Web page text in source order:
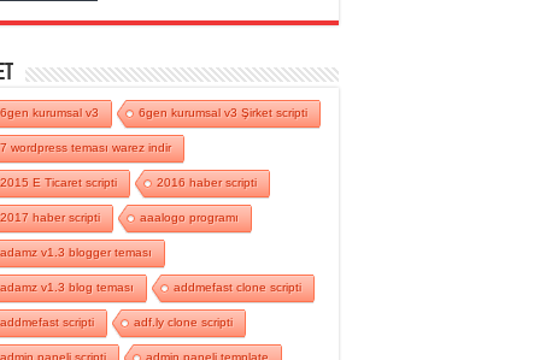
6gen kurumsal v3 6gen kurumsal v3 Şirket scripti
7 wordpress teması warez indir
2015 E Ticaret scripti 2016 haber scripti
2017 haber scripti aaalogo programı
adamz v1.3 blogger teması
adamz v1.3 blog teması addmefast clone scripti
addmefast scripti adf.ly clone scripti
admin paneli scripti admin paneli template